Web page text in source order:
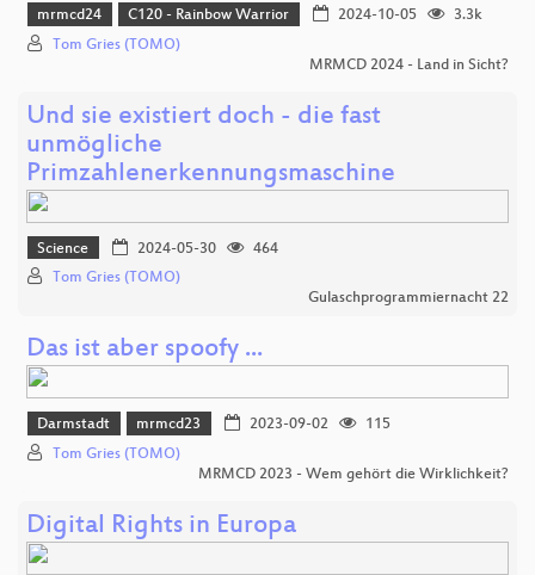
mrmcd24 C120 - Rainbow Warrior 2024-10-05
3.3k
Tom Gries (TOMO)
MRMCD 2024 - Land in Sicht?
Und sie existiert doch - die fast
unmögliche
Primzahlenerkennungsmaschine
Science 2024-05-30
464
Tom Gries (TOMO)
Gulaschprogrammiernacht 22
Das ist aber spoofy ...
Darmstadt mrmcd23 2023-09-02
115
Tom Gries (TOMO)
MRMCD 2023 - Wem gehört die Wirklichkeit?
Digital Rights in Europa